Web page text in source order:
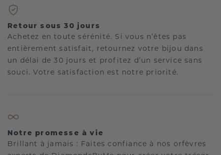
Retour sous 30 jours
Achetez en toute sérénité. Si vous n’êtes pas
entièrement satisfait, retournez votre bijou dans
un délai de 30 jours et profitez d’un service sans
souci. Votre satisfaction est notre priorité.
Notre promesse à vie
Brillant à jamais : Faites confiance à nos orfèvres